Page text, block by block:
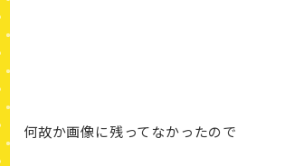
何故か画像に残ってなかったので